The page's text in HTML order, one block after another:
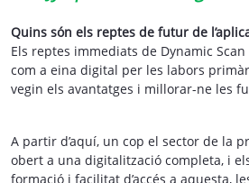
Quins són els reptes de futur de
Els reptes immediats de Dynamic Scan
com a eina digital per les labors
vegin els avantatges i millorar-ne les
A partir d’aquí, un cop el sector de la
obert a una digitalització completa, i
formació i facilitat d’accés a aquesta,